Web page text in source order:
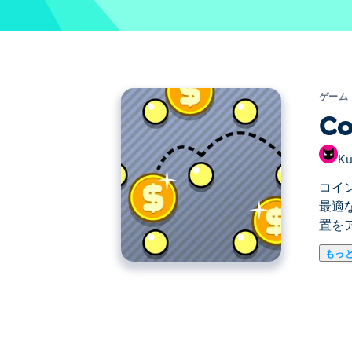
ゲーム
コイ
最適
置を
もっ
コインマシンは、自分だけの金儲けマ